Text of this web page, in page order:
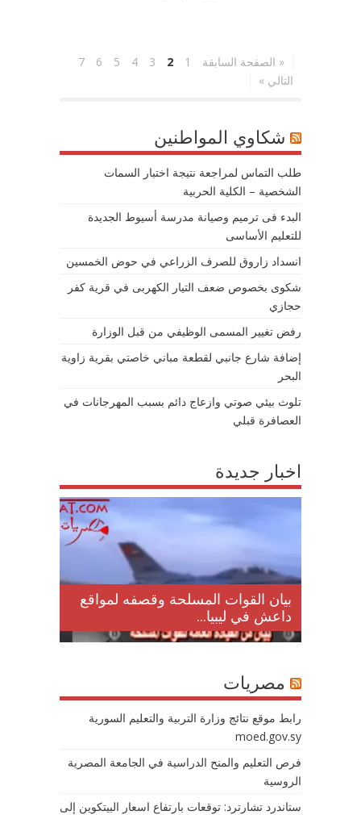
« الصفحة السابقة 1
2
3
4
5
6
7
التالي »
شكاوي المواطنين
طلب التماس لمراجعة نتيجة اختبار السمات
الشخصية – الكلية الحربية
البدء فى ترميم وصيانة مدرسة أسيوط الجديدة
للتعليم الأساسى
انسداد زاروق للصرف الزراعي في حوض الخمسين
شكوى بخصوص ضعف التيار الكهربى في قرية كفر
حجازي
رفض تغيير المسمى الوظيفي من قبل الوزارة
إضافة شارع جانبي لقطعة مباني خاصتي بقرية زاوية
البحر
تلوث بيئي صوتي وازعاج دائم بسبب المهرجانات في
العصافرة قبلي
اخبار جديدة
بيان القوات المسلحة وقصفه لمواقع
داعش في ليبيا...
مصريات
رابط موقع نتائج وزارة التربية والتعليم السورية
moed.gov.sy
فرص التعليم والمنح الدراسية في الجامعة المصرية
الروسية
ستاندرد تشارترد: توقعات بارتفاع اسعار البيتكوين إلى